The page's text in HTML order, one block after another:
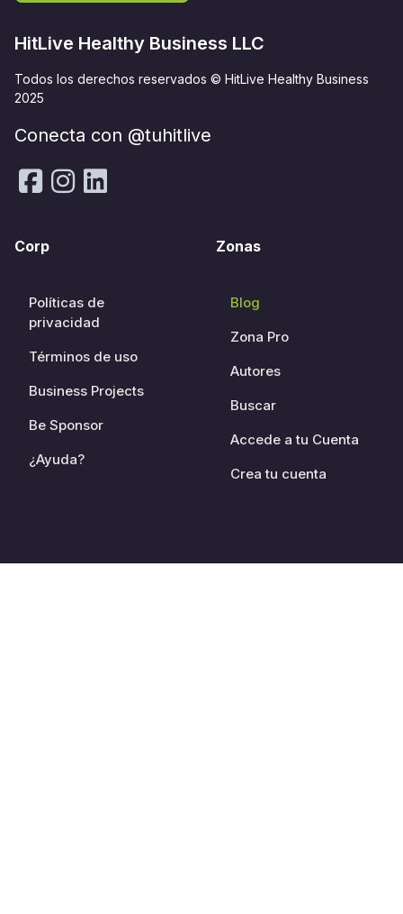
HitLive Healthy Business LLC
Todos los derechos reservados © HitLive Healthy Business
2025
Conecta con @tuhitlive
Corp
Políticas de
privacidad
Términos de uso
Business Projects
Be Sponsor
¿Ayuda?
Zonas
Blog
Zona Pro
Autores
Buscar
Accede a tu Cuenta
Crea tu cuenta